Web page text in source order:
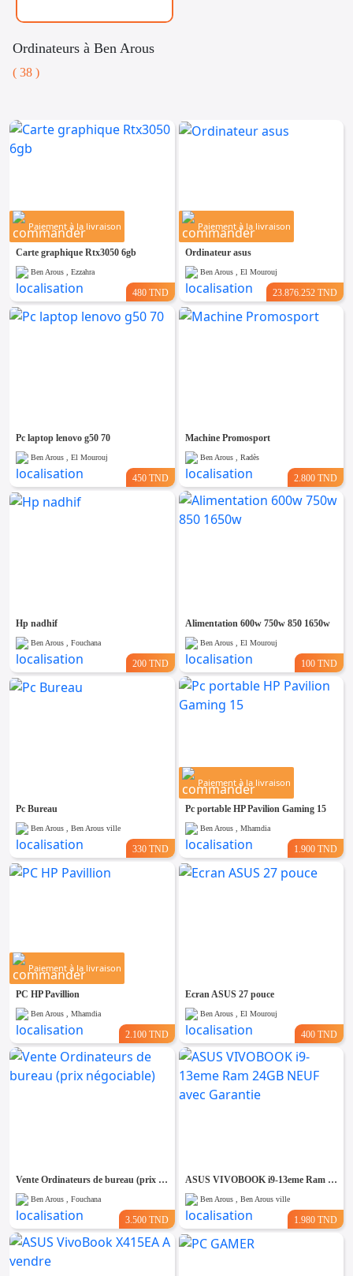
Ordinateurs à Ben Arous
( 38 )
Paiement à la livraison
Carte graphique Rtx3050 6gb
Ben Arous , Ezzahra
480 TND
Paiement à la livraison
Ordinateur asus
Ben Arous , El Mourouj
23.876.252 TND
Pc laptop lenovo g50 70
Ben Arous , El Mourouj
450 TND
Machine Promosport
Ben Arous , Radès
2.800 TND
Hp nadhif
Ben Arous , Fouchana
200 TND
Alimentation 600w 750w 850 1650w
Ben Arous , El Mourouj
100 TND
Pc Bureau
Ben Arous , Ben Arous ville
330 TND
Paiement à la livraison
Pc portable HP Pavilion Gaming 15
Ben Arous , Mhamdia
1.900 TND
Paiement à la livraison
PC HP Pavillion
Ben Arous , Mhamdia
2.100 TND
Ecran ASUS 27 pouce
Ben Arous , El Mourouj
400 TND
Vente Ordinateurs de bureau (prix négociable)
Ben Arous , Fouchana
3.500 TND
ASUS VIVOBOOK i9-13eme Ram 24GB NEUF avec Garantie
Ben Arous , Ben Arous ville
1.980 TND